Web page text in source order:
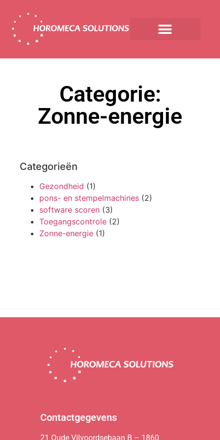
Categorie:
Zonne-energie
Categorieën
Gezondheid (1)
pons- en stempelmachines (2)
software scoren (3)
Toegangscontrole (2)
Zonne-energie (1)
Contactgegevens
21 Oude Vilvoordsebaan B – 1860